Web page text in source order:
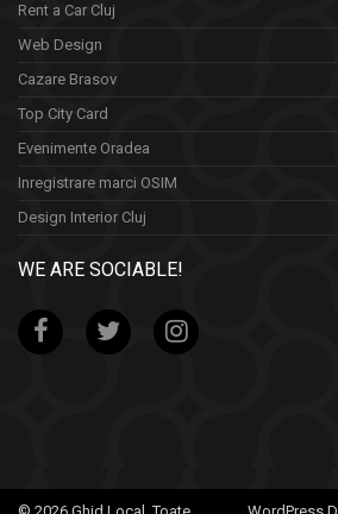
Rent a Car Cluj
Web Design
Cazare Brasov
Top City Card
Evenimente Oradea
Inregistrare marci OSIM
Design Interior Cluj
WE ARE SOCIABLE!